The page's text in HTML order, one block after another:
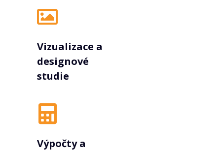
Vizualizace a
designové
studie
Výpočty a